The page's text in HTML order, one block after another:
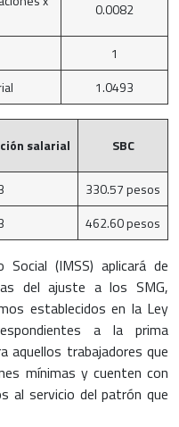
0.0082
1
1.0493
salarial SBC
330.57 pesos
462.60 pesos
(IMSS) aplicará de
del ajuste a los SMG,
establecidos en la Ley
a la prima
aquellos trabajadores que
mínimas y cuenten con
al servicio del patrón que